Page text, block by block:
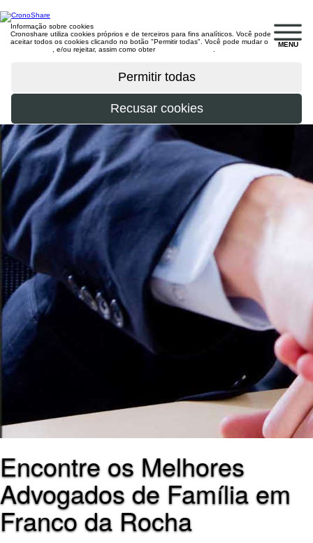
MENU
Informação sobre cookies
Cronoshare utiliza cookies próprios e de terceiros para fins analíticos. Você pode
aceitar todos os cookies clicando no botão "Permitir todas". Você pode mudar o
, e/ou rejeitar, assim como obter
Encontre os Melhores
Advogados de Família em
Franco da Rocha